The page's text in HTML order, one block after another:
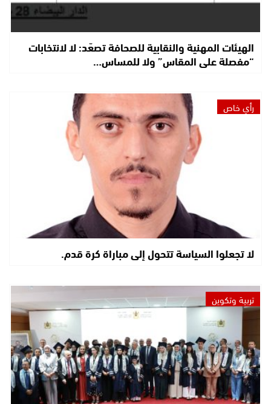
الهيئات المهنية والنقابية للصحافة تصعّد: لا لانتخابات
“مفصلة على المقاس” ولا للمساس…
رأي خاص
لا تجعلوا السياسة تتحول إلى مباراة كرة قدم.
تربية وتكوين